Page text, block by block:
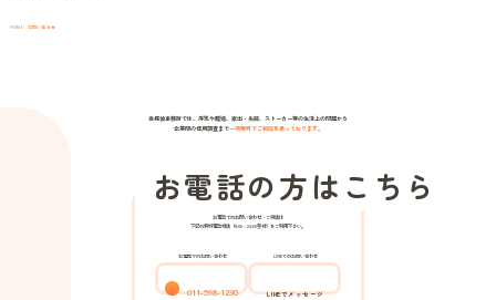
HOME お問い合わせ
当探偵事務所では、浮気や離婚、家出・失踪、ストーカー等の生活上の問題から
企業間の信用調査まで一切無料でご相談を承っております。
お電話の方はこちら
お電話でのお問い合わせ・ご相談は
下記の無料電話相談（9:00～24:00受付）をご利用下さい。
お電話でのお問い合わせ
011-598-1230
LINEでのお問い合わせ
LINEでメッセージ